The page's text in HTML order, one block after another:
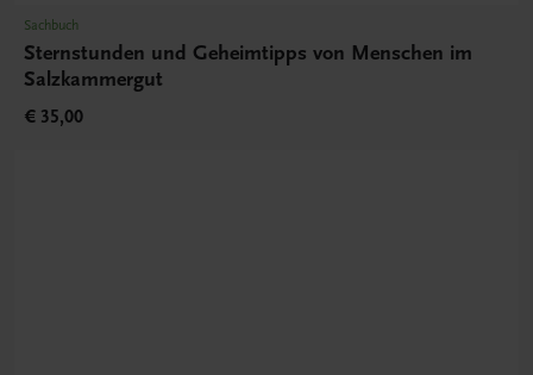
Sachbuch
Sternstunden und Geheimtipps von Menschen im
Salzkammergut
€ 35,00